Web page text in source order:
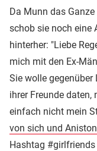
Da Munn das
schob sie noch eine
hinterher: "Liebe
mich mit den Ex-
Sie wolle gegenüber
ihrer Freunde daten,
einfach nicht mein
von sich und Aniston
Hashtag #girlfriends